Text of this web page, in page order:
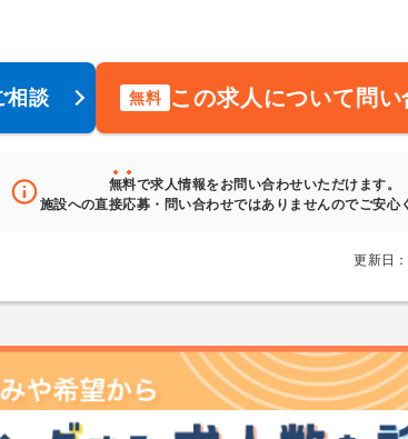
相談 無料 この求人について問い
無料で求人情報をお問い合わせいただけます。
施設への直接応募・問い合わせではありませんのでご安心
更新日